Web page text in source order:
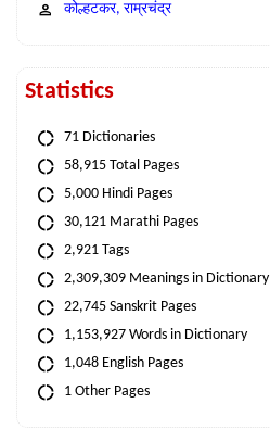
कोल्हटकर, राम्रचंद्र
Statistics
71 Dictionaries
58,915 Total Pages
5,000 Hindi Pages
30,121 Marathi Pages
2,921 Tags
2,309,309 Meanings in Dictionary
22,745 Sanskrit Pages
1,153,927 Words in Dictionary
1,048 English Pages
1 Other Pages